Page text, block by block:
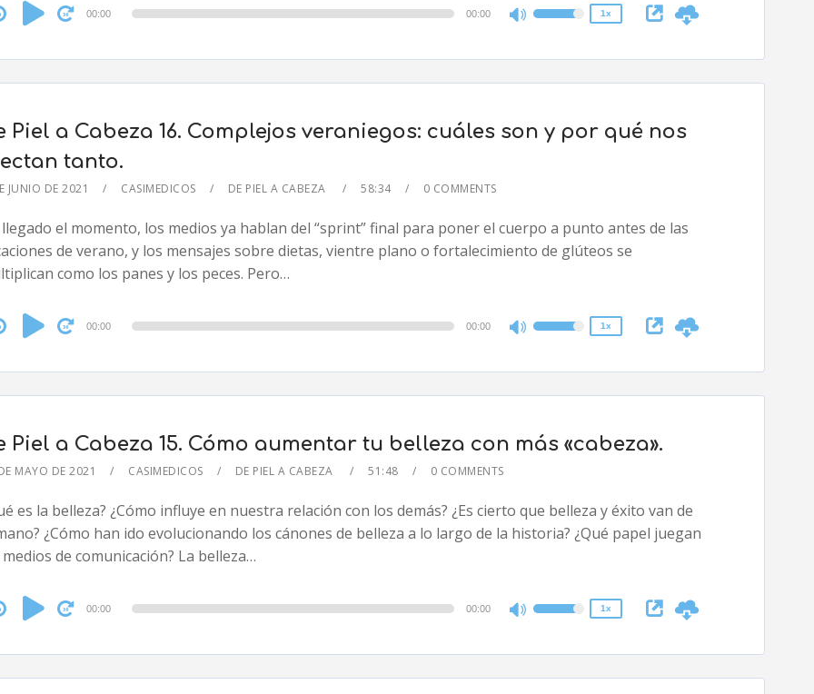
00:00 00:00
Use
Arrow
keys
increase
1x
Piel a Cabeza 16. Complejos veraniegos: cuáles son y por qué nos
tanto.
JUNIO DE 2021 CASIMEDICOS DE PIEL A CABEZA 58:34 0 COMMENTS
el momento, los medios ya hablan del “sprint” final para poner el cuerpo a punto antes de las
de verano, y los mensajes sobre dietas, vientre plano o fortalecimiento de glúteos se
como los panes y los peces. Pero…
00:00 00:00
Use
Arrow
keys
increase
volume.
1x
1.5x
1.25x
Piel a Cabeza 15. Cómo aumentar tu belleza con más «cabeza».
MAYO DE 2021 CASIMEDICOS DE PIEL A CABEZA 51:48 0 COMMENTS
es la belleza? ¿Cómo influye en nuestra relación con los demás? ¿Es cierto que belleza y éxito van de
¿Cómo han ido evolucionando los cánones de belleza a lo largo de la historia? ¿Qué papel juegan
de comunicación? La belleza…
00:00 00:00
Use
Arrow
keys
1x
1.5x
1.25x